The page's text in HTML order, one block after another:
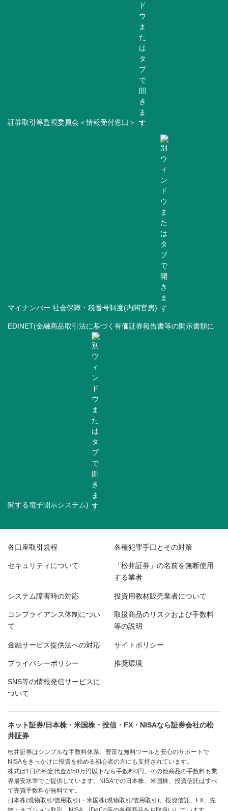
証券取引等監視委員会＜情報受付窓口＞
マイナンバー 社会保障・税番号制度(内閣官房)
EDINET(金融商品取引法に基づく有価証券報告書等の開示書類に
関する電子開示システム)
各口座取引規程 各種犯罪手口とその対策
セキュリティについて 「松井証券」の名前を無断使用
する業者
システム障害時の対応 投資用教材販売業者について
コンプライアンス体制につい
て
取扱商品のリスクおよび手数料
等の説明
金融サービス提供法への対応 サイトポリシー
プライバシーポリシー 推奨環境
SNS等の情報発信サービスに
ついて
ネット証券/日本株・米国株・投信・FX・NISAなら証券会社の松
井証券
松井証券はシンプルな手数料体系、豊富な無料ツールと安心のサポートで
NISAをきっかけに投資を始める初心者の方にも支持されています。
株式は1日の約定代金が50万円以下なら手数料0円、その他商品の手数料も業
界最安水準でご提供しています。NISAでの日本株、米国株、投資信託はすべ
て売買手数料が無料です。
日本株(現物取引/信用取引)・米国株(現物取引/信用取引)、投資信託、FX、先